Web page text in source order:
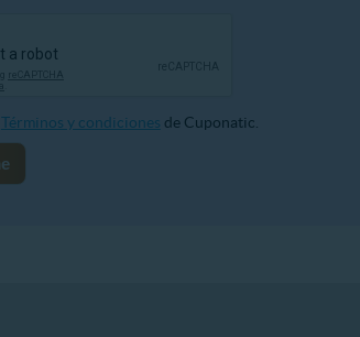
Términos y condiciones de Cuponatic.